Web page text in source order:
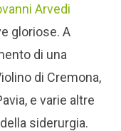
Arvedi
gloriose. A
di una
di Cremona,
e varie altre
siderurgia.